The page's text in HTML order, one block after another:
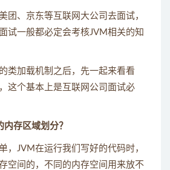
团、京东等互联网大公司去面试，
试一般都必定会考核JVM相关的知
类加载机制之后，先一起来看看
这个基本上是互联网公司面试必
存区域划分？
，JVM在运行我们写好的代码时，
空间的，不同的内存空间用来放不